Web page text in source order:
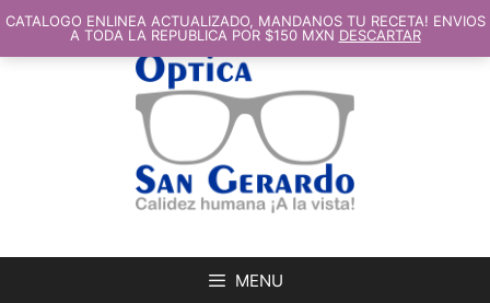
AL
CONTENIDO
MENU
CATALOGO ENLINEA ACTUALIZADO, MANDANOS TU RECETA! ENVIOS
A TODA LA REPUBLICA POR $150 MXN DESCARTAR